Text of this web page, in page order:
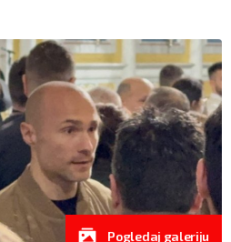
Pogledaj galeriju